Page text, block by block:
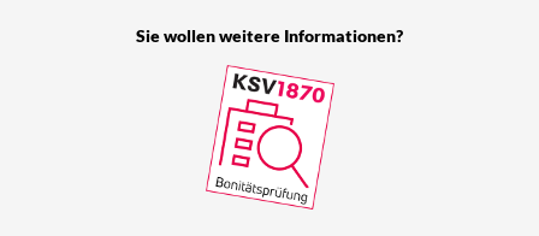
Sie wollen weitere Informationen?